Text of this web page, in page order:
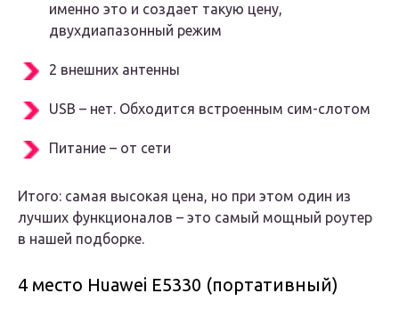
именно это и создает такую цену,
двухдиапазонный режим
2 внешних антенны
USB – нет. Обходится встроенным сим-слотом
Питание – от сети
Итого: самая высокая цена, но при этом один из
лучших функционалов – это самый мощный роутер
в нашей подборке.
4 место Huawei E5330 (портативный)